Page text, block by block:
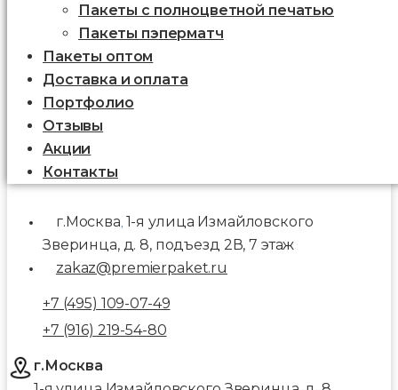
Пакеты с полноцветной печатью
Пакеты пэперматч
Пакеты оптом
Доставка и оплата
Портфолио
Отзывы
Акции
Контакты
г.Москва 1-я улица Измайловского
Зверинца, д. 8, подъезд 2В, 7 этаж
zakaz@premierpaket.ru
+7 (495) 109-07-49
+7 (916) 219-54-80
г.Москва